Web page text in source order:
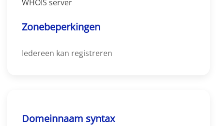
WHOIS server
Zonebeperkingen
Iedereen kan registreren
Domeinnaam syntax